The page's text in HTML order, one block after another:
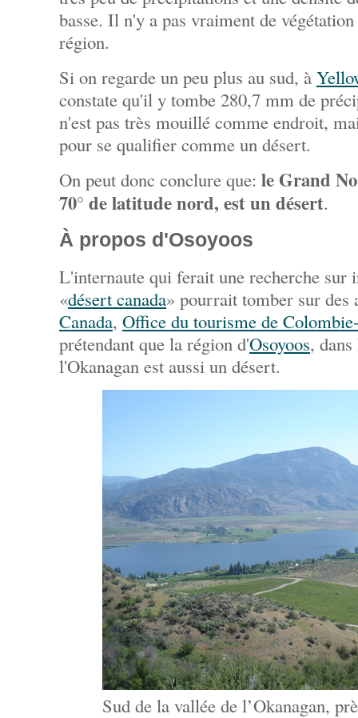
basse. Il n'y a pas vraiment de
région.
Si on regarde un peu plus au sud, à
constate qu'il y tombe 280,7 mm de
n'est pas très mouillé comme endroit,
pour se qualifier comme un désert.
On peut donc conclure que: le Grand
70° de latitude nord, est un désert.
À propos d'Osoyoos
L'internaute qui ferait une recherche sur
«désert canada» pourrait tomber sur des
Canada, Office du tourisme de
prétendant que la région d'Osoyoos,
l'Okanagan est aussi un désert.
Sud de la vallée de l’Okanagan,